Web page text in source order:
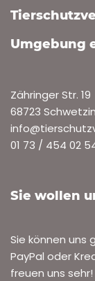
Umgebung
Zähringer Str. 19
68723
01 73 / 454 02
Sie wollen
Sie können uns
PayPal oder
freuen uns sehr!